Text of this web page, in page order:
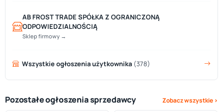
AB FROST TRADE SPÓŁKA Z OGRANICZONĄ
ODPOWIEDZIALNOŚCIĄ
Sklep firmowy →
Wszystkie ogłoszenia użytkownika (378)
Pozostałe ogłoszenia sprzedawcy
Zobacz wszystkie ›